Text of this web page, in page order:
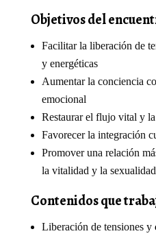
Objetivos del
Facilitar la liberación de
y energéticas
Aumentar la conciencia
emocional
Restaurar el flujo vital y la
Favorecer la integración
Promover una relación
la vitalidad y la sexualidad
Contenidos que
Liberación de tensiones y